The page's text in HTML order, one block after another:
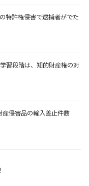
特許権侵害で逮捕者がでた
習段階は、知的財産権の対
産侵害品の輸入差止件数